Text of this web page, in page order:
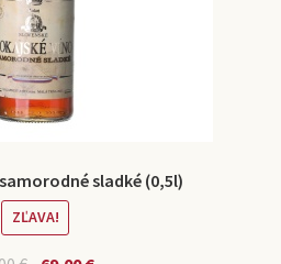
sladké (0,5l)
ZĽAVA!